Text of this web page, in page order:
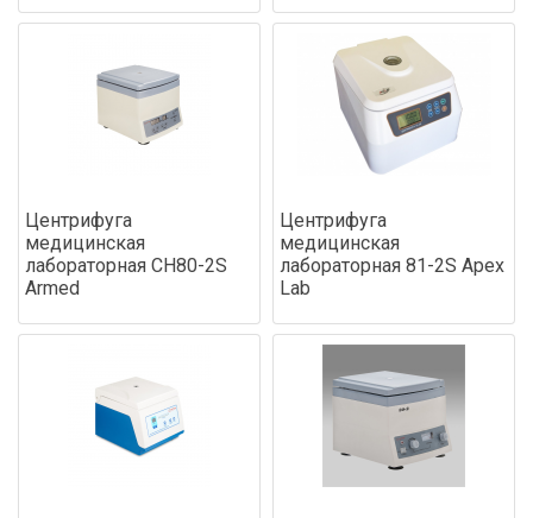
Центрифуга
медицинская
лабораторная CH80-2S
Armed
Центрифуга
медицинская
лабораторная 81-2S Apex
Lab